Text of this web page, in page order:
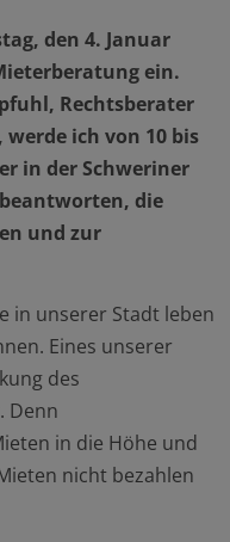
den 4. Januar
ein.
Rechtsberater
ich von 10 bis
in der Schweriner
die
und zur
in unserer Stadt leben
Eines unserer
des
Denn
in die Höhe und
nicht bezahlen